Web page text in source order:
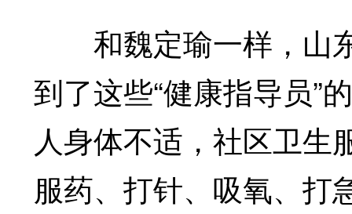
和魏定瑜一样，山
到了这些“健康指导员”
人身体不适，社区卫生
服药、打针、吸氧、打